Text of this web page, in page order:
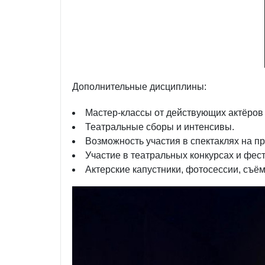
Дополнительные дисциплины:
Мастер-классы от действующих актёров
Театральные сборы и интенсивы.
Возможность участия в спектаклях на
Участие в театральных конкурсах и
Актерские капустники, фотосессии,